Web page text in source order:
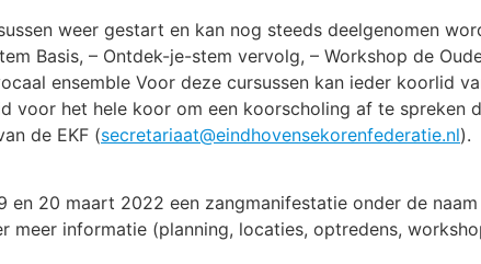
weer gestart en kan nog steeds deelgenomen
Basis, – Ontdek-je-stem vervolg, – Workshop de
ensemble Voor deze cursussen kan ieder koorlid
voor het hele koor om een koorscholing af te spreken
de EKF (secretariaat@eindhovensekorenfederatie.nl).
20 maart 2022 een zangmanifestatie onder de
meer informatie (planning, locaties, optredens,